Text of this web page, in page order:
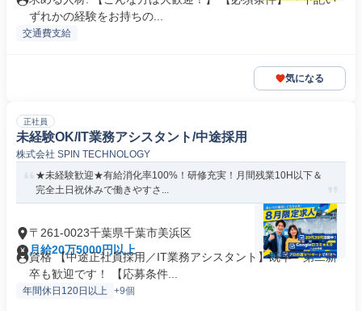
ずれかの経験をお持ちの...
交通費支給
気になる
正社員
未経験OK/IT業務アシスタント/中途採用
株式会社 SPIN TECHNOLOGY
★未経験歓迎★有給消化率100%！研修充実！月間残業10H以下＆
完全土日祝休みで働きやすさ...
〒261-0023千葉県千葉市美浜区
月給20万5000円以上
資格 【中途正社員採用／IT業務アシスタント】既卒・第二新
卒も歓迎です！ 【応募条件...
年間休日120日以上 +9個